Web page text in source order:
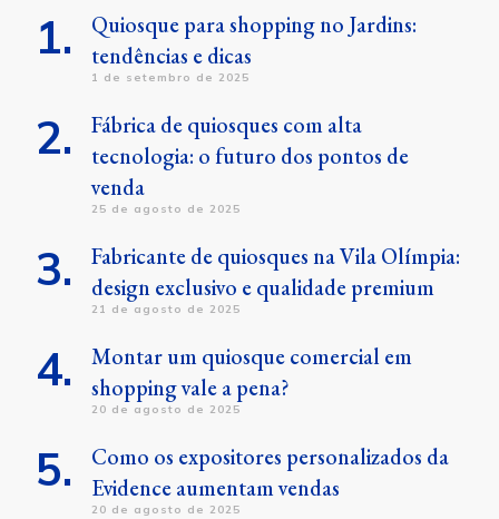
Quiosque para shopping no Jardins:
tendências e dicas
1 de setembro de 2025
Fábrica de quiosques com alta
tecnologia: o futuro dos pontos de
venda
25 de agosto de 2025
Fabricante de quiosques na Vila Olímpia:
design exclusivo e qualidade premium
21 de agosto de 2025
Montar um quiosque comercial em
shopping vale a pena?
20 de agosto de 2025
Como os expositores personalizados da
Evidence aumentam vendas
20 de agosto de 2025